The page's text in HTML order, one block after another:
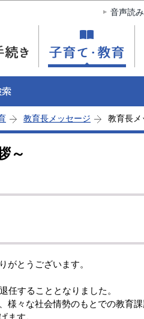
このページの本文へ移動
音声読
教育長メッセージ 教育長
～
とうございます。
することとなりました。
々な社会情勢のもとでの教育課